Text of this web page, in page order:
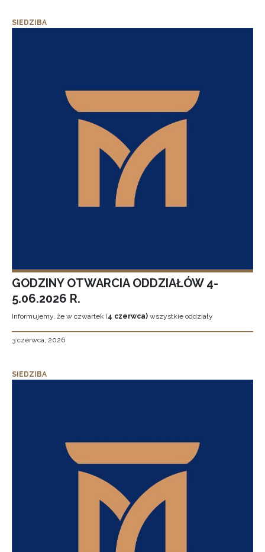
SIEDZIBA
GODZINY OTWARCIA ODDZIAŁÓW 4-
5.06.2026 R.
Informujemy, że w czwartek (4 czerwca) wszystkie oddziały
3 czerwca, 2026
SIEDZIBA